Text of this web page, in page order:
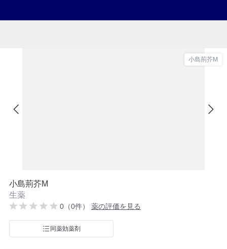
小島荊芥M
小島荊芥M
生薬
0（0件） 薬の評価を見る
同薬効薬剤